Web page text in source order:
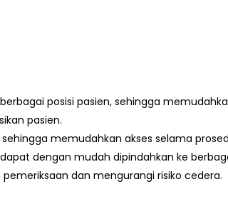
posisi pasien, sehingga
pasien.
memudahkan akses selama
dengan mudah dipindahkan ke
dan mengurangi risiko cedera.